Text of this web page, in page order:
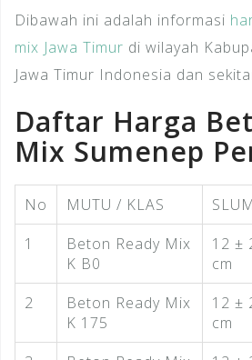
Dibawah ini adalah informasi
mix Jawa Timur di wilayah
Jawa Timur Indonesia dan
Daftar Harga
Mix Sumenep
No MUTU / KLAS
1
Beton Ready Mix
K B0
12 ±
cm
2
Beton Ready Mix
K 175
12 ±
cm